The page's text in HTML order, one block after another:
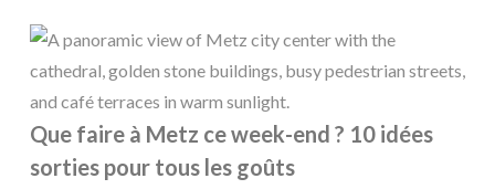
Que faire à Metz ce week-end ? 10 idées
sorties pour tous les goûts